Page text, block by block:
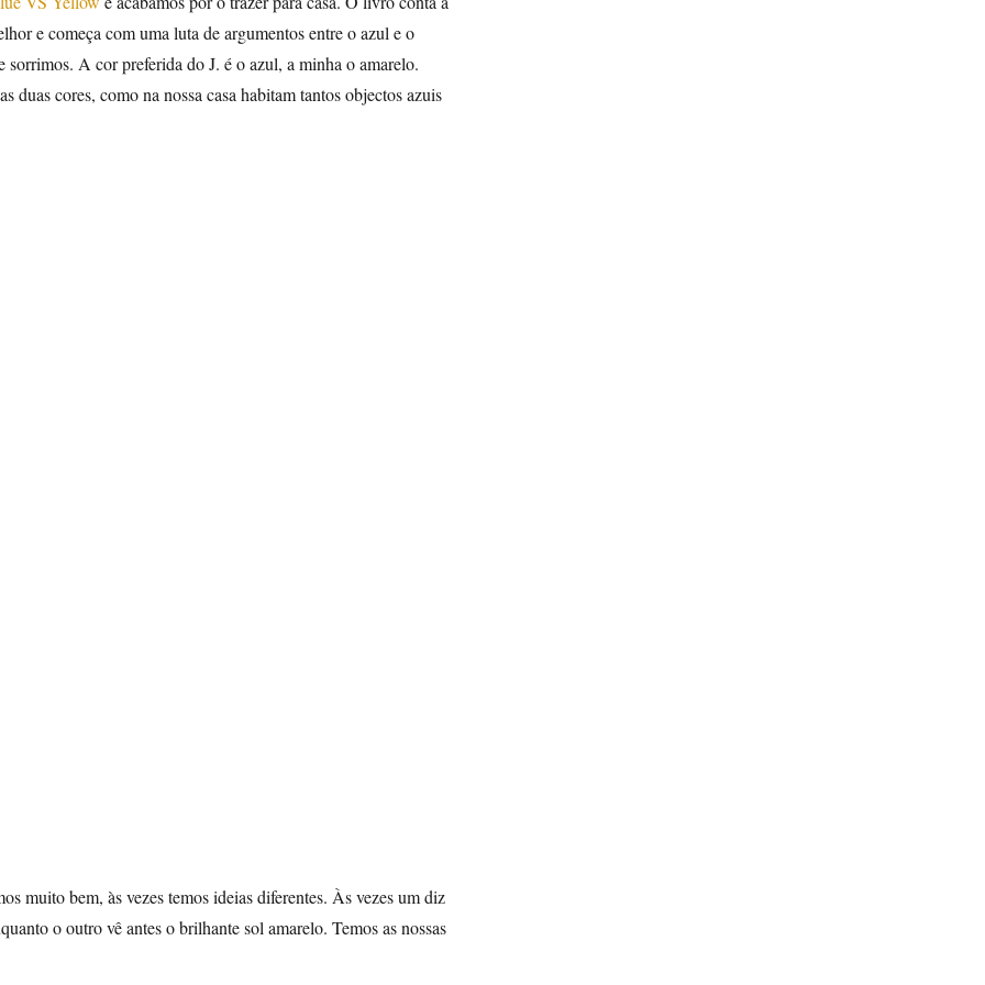
e começa com uma luta de argumentos entre o azul e o
A cor preferida do J. é o azul, a minha o amarelo.
duas cores, como na nossa casa habitam tantos objectos azuis
muito bem, às vezes temos ideias diferentes. Às vezes um diz
o outro vê antes o brilhante sol amarelo. Temos as nossas